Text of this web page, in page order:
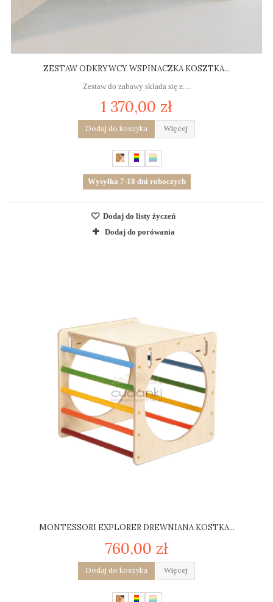
ZESTAW ODKRYWCY WSPINACZKA KOSZTKA...
Zestaw do zabawy składa się z:...
1 370,00 zł
Dodaj do koszyka Więcej
Wysyłka 7-18 dni roboczych
Dodaj do listy życzeń
Dodaj do porówania
MONTESSORI EXPLORER DREWNIANA KOSTKA...
760,00 zł
Dodaj do koszyka Więcej